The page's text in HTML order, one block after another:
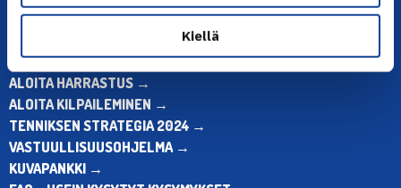
Kiellä
sähköpostitse: toimisto@tennis.fi
ALOITA HARRASTUS →
ALOITA KILPAILEMINEN →
TENNIKSEN STRATEGIA 2024 →
VASTUULLISUUSOHJELMA →
KUVAPANKKI →